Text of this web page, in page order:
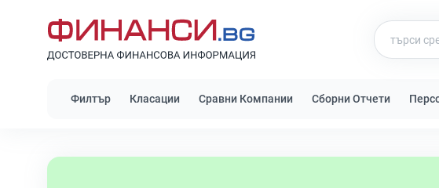
Филтър Класации Сравни Компании Сборни Отчети